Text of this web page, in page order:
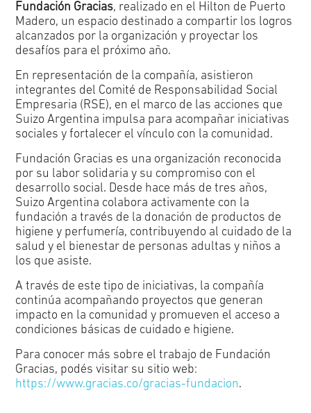
Fundación Gracias, realizado en el Hilton de Puerto
Madero, un espacio destinado a compartir los logros
alcanzados por la organización y proyectar los
desafíos para el próximo año.
En representación de la compañía, asistieron
integrantes del Comité de Responsabilidad Social
Empresaria (RSE), en el marco de las acciones que
Suizo Argentina impulsa para acompañar iniciativas
sociales y fortalecer el vínculo con la comunidad.
Fundación Gracias es una organización reconocida
por su labor solidaria y su compromiso con el
desarrollo social. Desde hace más de tres años,
Suizo Argentina colabora activamente con la
fundación a través de la donación de productos de
higiene y perfumería, contribuyendo al cuidado de la
salud y el bienestar de personas adultas y niños a
los que asiste.
A través de este tipo de iniciativas, la compañía
continúa acompañando proyectos que generan
impacto en la comunidad y promueven el acceso a
condiciones básicas de cuidado e higiene.
Para conocer más sobre el trabajo de Fundación
Gracias, podés visitar su sitio web:
https://www.gracias.co/gracias-fundacion.